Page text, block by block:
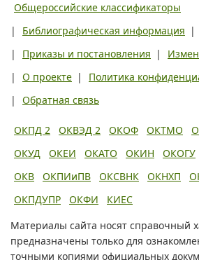
Общероссийские классификаторы
|
Библиографическая информация |
|
Приказы и постановления |
|
О проекте |
Политика
|
Обратная связь
ОКПД 2 ОКВЭД 2 ОКОФ ОКТМО
ОКУД
ОКЕИ ОКАТО ОКИН ОКОГУ
ОКВ
ОКПИиПВ ОКСВНК ОКНХП
ОКПДУПР
ОКФИ
КИЕС
Материалы сайта носят справочный
предназначены только для
точными копиями официальных